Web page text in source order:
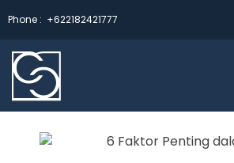
Phone : +622182421777